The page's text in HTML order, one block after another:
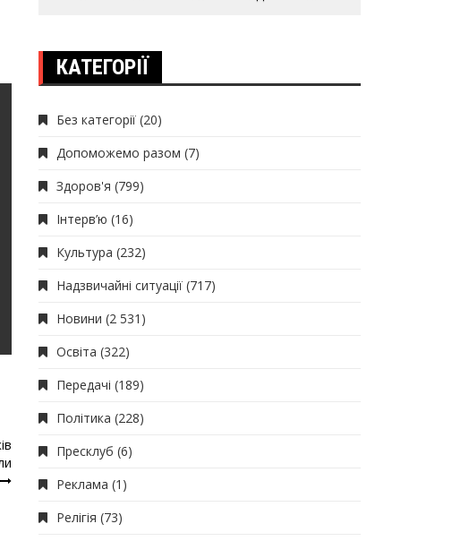
КАТЕГОРІЇ
Без категорії (20)
Допоможемо разом (7)
Здоров'я (799)
Інтерв’ю (16)
Культура (232)
Надзвичайні ситуації (717)
Новини (2 531)
Освіта (322)
Передачі (189)
Політика (228)
Пресклуб (6)
Реклама (1)
Релігія (73)